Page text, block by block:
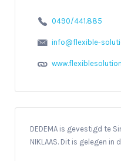
0490/441.885
info@flexible-
DEDEMA is gevestigd te
NIKLAAS. Dit is gelegen in